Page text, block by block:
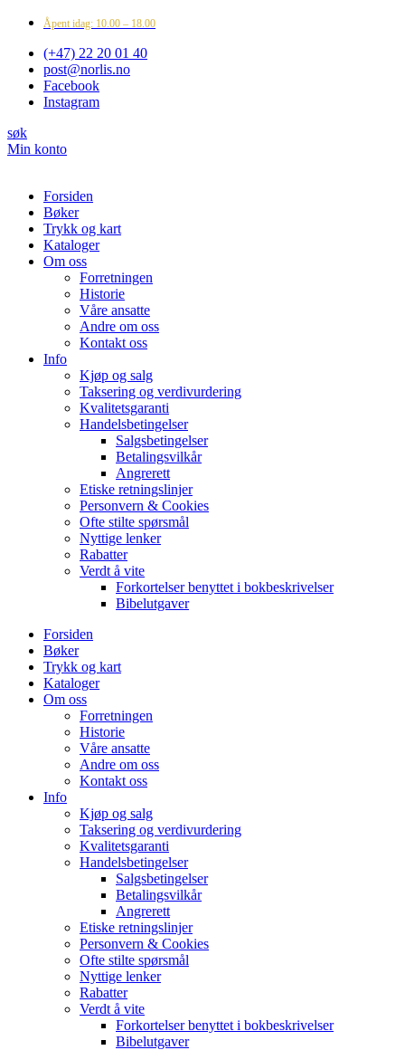
Åpent idag: 10.00 – 18.00
(+47) 22 20 01 40
post@norlis.no
Facebook
Instagram
søk
Min konto
Forsiden
Bøker
Trykk og kart
Kataloger
Om oss
Forretningen
Historie
Våre ansatte
Andre om oss
Kontakt oss
Info
Kjøp og salg
Taksering og verdivurdering
Kvalitetsgaranti
Handelsbetingelser
Salgsbetingelser
Betalingsvilkår
Angrerett
Etiske retningslinjer
Personvern & Cookies
Ofte stilte spørsmål
Nyttige lenker
Rabatter
Verdt å vite
Forkortelser benyttet i bokbeskrivelser
Bibelutgaver
Forsiden
Bøker
Trykk og kart
Kataloger
Om oss
Forretningen
Historie
Våre ansatte
Andre om oss
Kontakt oss
Info
Kjøp og salg
Taksering og verdivurdering
Kvalitetsgaranti
Handelsbetingelser
Salgsbetingelser
Betalingsvilkår
Angrerett
Etiske retningslinjer
Personvern & Cookies
Ofte stilte spørsmål
Nyttige lenker
Rabatter
Verdt å vite
Forkortelser benyttet i bokbeskrivelser
Bibelutgaver